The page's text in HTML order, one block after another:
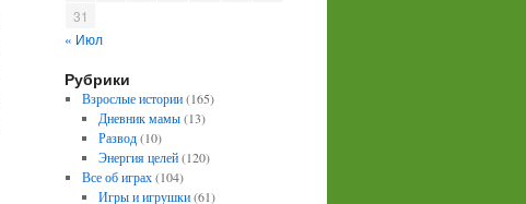
31
« Июл
Рубрики
Взрослые истории(165)
Дневник мамы(13)
Развод(10)
Энергия целей(120)
Все об играх(104)
Игры и игрушки(61)